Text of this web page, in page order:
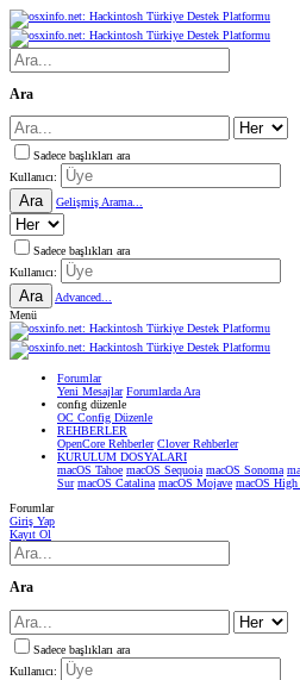
Ara
Sadece başlıkları ara
Kullanıcı:
Ara Gelişmiş Arama...
Sadece başlıkları ara
Kullanıcı:
Ara
Advanced...
Menü
Forumlar
Yeni Mesajlar Forumlarda Ara
confıg düzenle
OC Config Düzenle
REHBERLER
OpenCore Rehberler Clover Rehberler
KURULUM DOSYALARI
macOS Tahoe macOS Sequoia macOS Sonoma
Sur macOS Catalina macOS Mojave macOS High
Forumlar
Giriş Yap
Kayıt Ol
Ara
Sadece başlıkları ara
Kullanıcı: